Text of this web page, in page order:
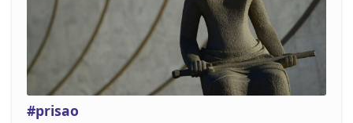
#prisao